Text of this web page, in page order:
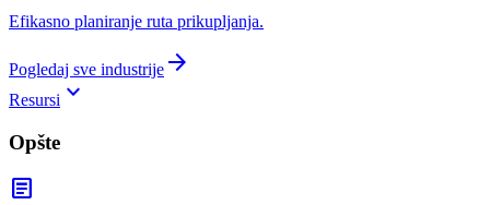
Efikasno planiranje ruta prikupljanja.
Pogledaj sve industrije arrow_forward
Resursi keyboard_arrow_down
Opšte
article